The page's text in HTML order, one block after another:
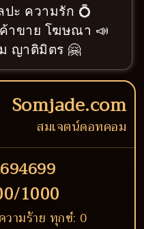
ปะ ความรัก 💍
ค้าขาย โฆษณา 📣
ญาติมิตร 🤗
Somjade.com
สมเจตน์ดอทคอม
1000
ามร้าย ทุกข์: 0